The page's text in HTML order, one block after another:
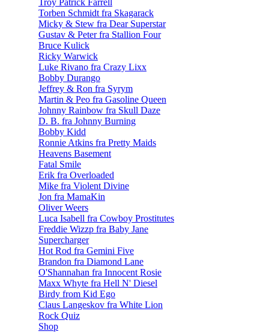
Torben Schmidt fra Skagarack
Micky & Stew fra Dear Superstar
Gustav & Peter fra Stallion Four
Bruce Kulick
Ricky Warwick
Luke Rivano fra Crazy Lixx
Bobby Durango
Jeffrey & Ron fra Syrym
Martin & Peo fra Gasoline Queen
Johnny Rainbow fra Skull Daze
D. B. fra Johnny Burning
Bobby Kidd
Ronnie Atkins fra Pretty Maids
Heavens Basement
Fatal Smile
Erik fra Overloaded
Mike fra Violent Divine
Jon fra MamaKin
Oliver Weers
Luca Isabell fra Cowboy Prostitutes
Freddie Wizzp fra Baby Jane
Supercharger
Hot Rod fra Gemini Five
Brandon fra Diamond Lane
O'Shannahan fra Innocent Rosie
Maxx Whyte fra Hell N' Diesel
Birdy from Kid Ego
Claus Langeskov fra White Lion
Rock Quiz
Shop